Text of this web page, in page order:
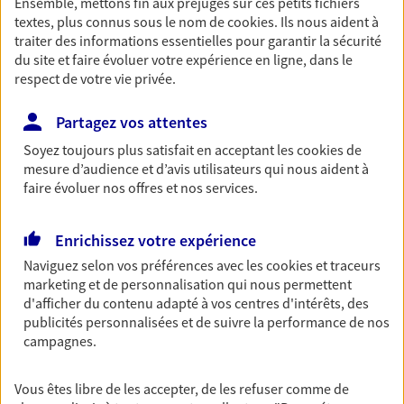
Découvrir les offres Épargne
Retraite
Préparez sereinement ce nouveau chapitre de
votre vie avec les conseils d'un expert. Découvrez
notre solution PER (Plan Epargne Retraite)
spécialement conçue pour la retraite.
Prévoyance
Pour un avenir serein, assurez-vous avec notre
contrat prévoyance. Préservez vos proches en cas
d'accident ou de maladie en optant pour les
garanties incapacité temporaire totale de travail,
Découvrir l'offre Prévoyance
textes, plus connus sous le nom decookies. Ils nous aident à
traiter des informations essentielles pour garantir la sécurité
du site et faire évoluer votre expérience en ligne, dans le
respect de votre vie privée.
Partagez vos attentes
Soyez toujours plus satisfait en acceptant lescookiesde
mesure d’audience et d’avis utilisateurs qui nous aident à
faire évoluer nos offres et nos services.
Enrichissez votre expérience
Naviguez selon vos préférences avec lescookies et traceurs
marketing et de personnalisation qui nous permettent
d'afficher du contenu adapté à vos centres d'intérêts, des
publicités personnalisées et de suivre la performance de nos
campagnes.
Vous êtes libre de les accepter, de les refuser comme de